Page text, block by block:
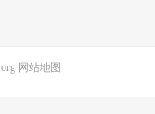
网站地图